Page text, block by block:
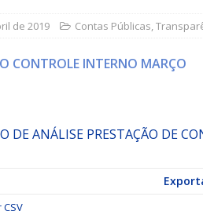
Municipal “Aluno Nota Dez”
de 2019 Contas Públicas,
CONTROLE INTERNO MARÇO
DE ANÁLISE PRESTAÇÃO DE